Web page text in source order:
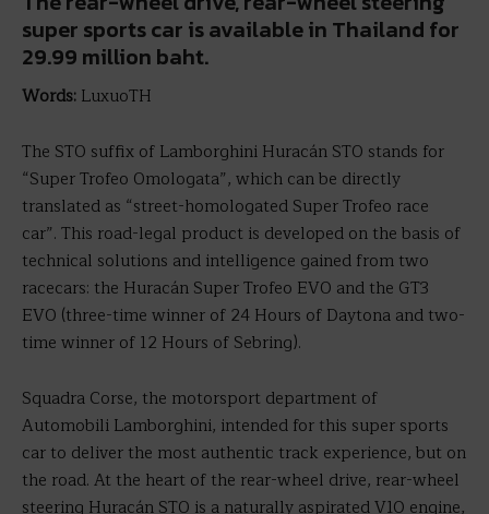
super sports car is available in Thailand for
29.99 million baht.
Words: LuxuoTH
The STO suffix of Lamborghini Huracán STO stands for
“Super Trofeo Omologata”, which can be directly
translated as “street-homologated Super Trofeo race
car”. This road-legal product is developed on the basis of
technical solutions and intelligence gained from two
racecars: the Huracán Super Trofeo EVO and the GT3
EVO (three-time winner of 24 Hours of Daytona and two-
time winner of 12 Hours of Sebring).
Squadra Corse, the motorsport department of
Automobili Lamborghini, intended for this super sports
car to deliver the most authentic track experience, but on
the road. At the heart of the rear-wheel drive, rear-wheel
steering Huracán STO is a naturally aspirated V10 engine,